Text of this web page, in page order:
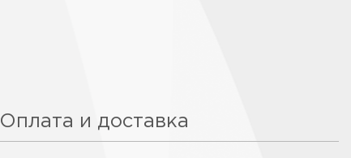
Оплата и доставка